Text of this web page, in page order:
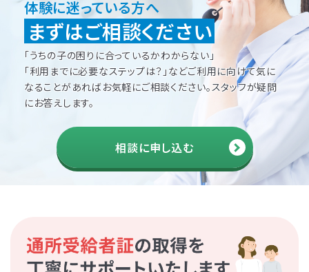
体験に迷っている方へ
まずはご相談ください
「うちの子の困りに合っているかわからない」
「利用までに必要なステップは？」などご利用に向けて気に
なることがあればお気軽にご相談ください。スタッフが疑問
にお答えします。
相談に申し込む